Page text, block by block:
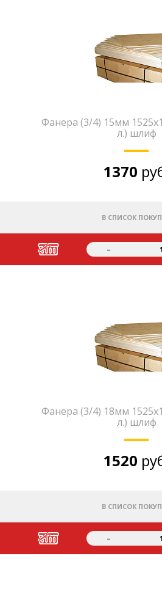
Фанера (3/4) 15мм
л.) шлиф
1370
В СПИСОК
- 1
Фанера (3/4) 18мм
л.) шлиф
1520
В СПИСОК
- 1